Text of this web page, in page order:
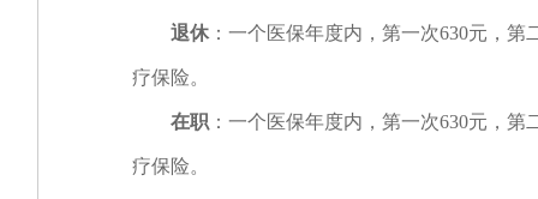
退休：一个医保年度内，第一次630元，第
疗保险。
在职 ：一个医保年度内，第一次630元，
疗保险。